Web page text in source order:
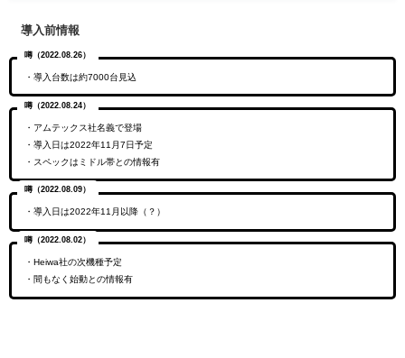
導入前情報
噂（2022.08.26）
・導入台数は約7000台見込
噂（2022.08.24）
・アムテックス社名義で登場
・導入日は2022年11月7日予定
・スペックはミドル帯との情報有
噂（2022.08.09）
・導入日は2022年11月以降（？）
噂（2022.08.02）
・Heiwa社の次機種予定
・間もなく始動との情報有